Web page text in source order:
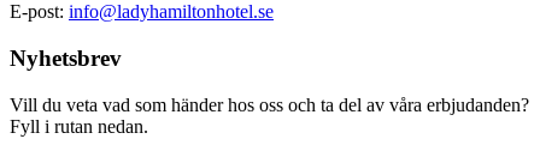
E-post: info@ladyhamiltonhotel.se
Nyhetsbrev
Vill du veta vad som händer hos oss och ta del av våra erbjudanden?
Fyll i rutan nedan.